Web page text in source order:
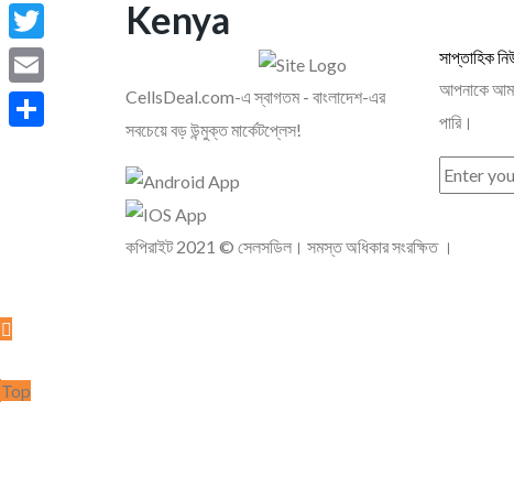
Kenya
CellsDeal.com-এ স্বাগতম - বাংলাদেশ-এর
সবচেয়ে বড় উন্মুক্ত মার্কেটপ্লেস!
সাপ্তাহিক
আপনাকে
পারি।
কপিরাইট 2021 © সেলসডিল । সমস্ত অধিকার সংরক্ষিত ।
Facebook
Twitter
Email
Top